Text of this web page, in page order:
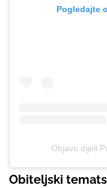
Pogledajte
Objavu dijeli
Obiteljski